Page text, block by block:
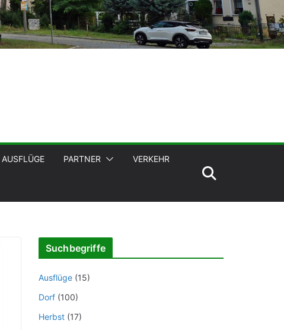
AUSFLÜGE PARTNER VERKEHR
Suchbegriffe
Ausflüge (15)
Dorf (100)
Herbst (17)